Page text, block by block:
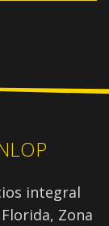
integral
Zona